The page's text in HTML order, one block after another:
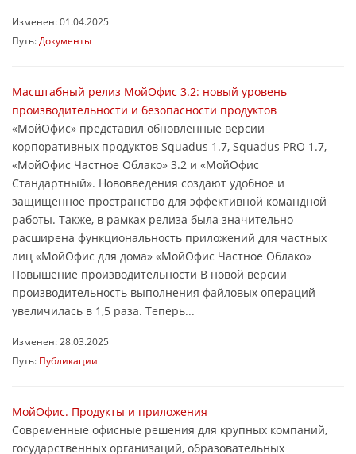
Изменен: 01.04.2025
Путь: Документы
Масштабный релиз МойОфис 3.2: новый уровень
производительности и безопасности продуктов
«МойОфис» представил обновленные версии
корпоративных продуктов Squadus 1.7, Squadus PRO 1.7,
«МойОфис Частное Облако» 3.2 и «МойОфис
Стандартный». Нововведения создают удобное и
защищенное пространство для эффективной командной
работы. Также, в рамках релиза была значительно
расширена функциональность приложений для частных
лиц «МойОфис для дома» «МойОфис Частное Облако»
Повышение производительности В новой версии
производительность выполнения файловых операций
увеличилась в 1,5 раза. Теперь...
Изменен: 28.03.2025
Путь: Публикации
МойОфис. Продукты и приложения
Современные офисные решения для крупных компаний,
государственных организаций, образовательных